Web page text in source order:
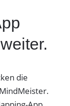
die